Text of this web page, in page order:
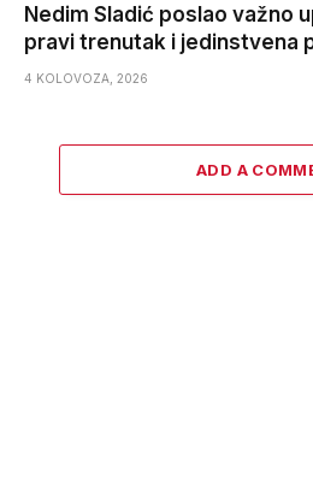
Nedim Sladić poslao važno
pravi trenutak i jedinstvena
4 KOLOVOZA, 2026
ADD A